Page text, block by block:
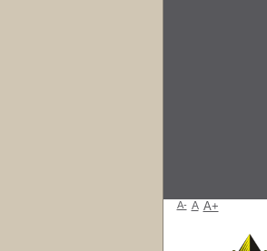
A- A A+